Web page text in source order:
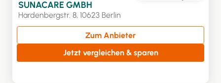
SUNACARE GMBH
Hardenbergstr. 8, 10623 Berlin
Zum Anbieter
Jetzt vergleichen & sparen